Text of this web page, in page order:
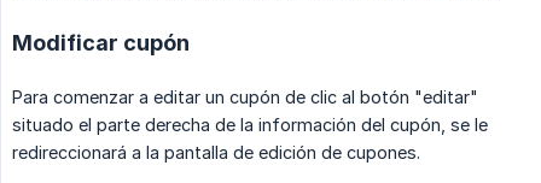
Modificar cupón
Para comenzar a editar un cupón de clic al botón "editar"
situado el parte derecha de la información del cupón, se le
redireccionará a la pantalla de edición de cupones.